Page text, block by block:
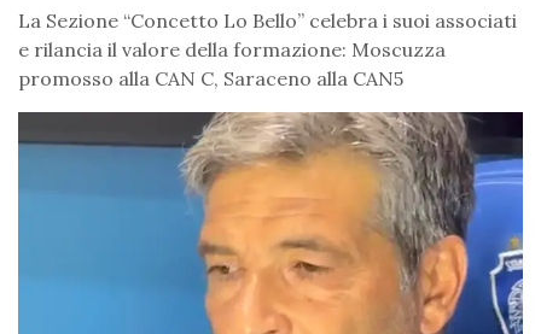
La Sezione “Concetto Lo Bello” celebra i suoi associati
e rilancia il valore della formazione: Moscuzza
promosso alla CAN C, Saraceno alla CAN5